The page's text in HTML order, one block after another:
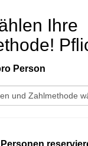
Ihre
Person